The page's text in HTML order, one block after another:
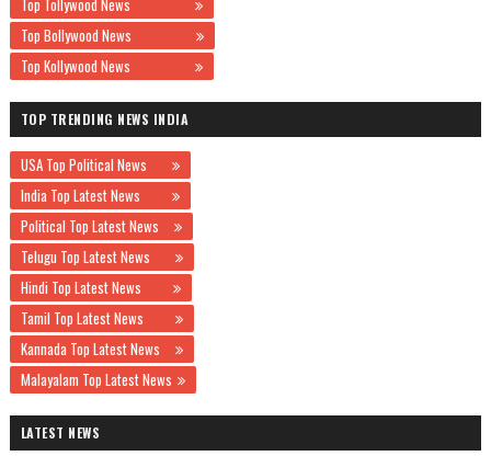
Top Tollywood News
Top Bollywood News
Top Kollywood News
TOP TRENDING NEWS INDIA
USA Top Political News
India Top Latest News
Political Top Latest News
Telugu Top Latest News
Hindi Top Latest News
Tamil Top Latest News
Kannada Top Latest News
Malayalam Top Latest News
LATEST NEWS